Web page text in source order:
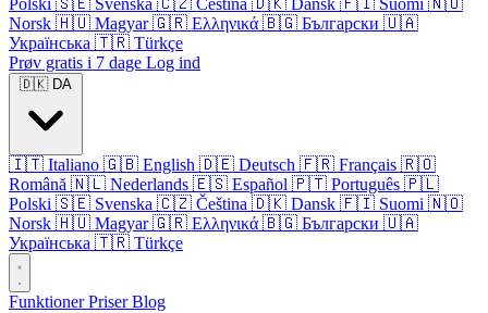
Polski 🇸🇪 Svenska 🇨🇿 Čeština 🇩🇰 Dansk 🇫🇮 Suomi 🇳🇴
Norsk 🇭🇺 Magyar 🇬🇷 Ελληνικά 🇧🇬 Български 🇺🇦
Українська 🇹🇷 Türkçe
Prøv gratis i 7 dage Log ind
🇩🇰 DA
🇮🇹 Italiano 🇬🇧 English 🇩🇪 Deutsch 🇫🇷 Français 🇷🇴
Română 🇳🇱 Nederlands 🇪🇸 Español 🇵🇹 Português 🇵🇱
Polski 🇸🇪 Svenska 🇨🇿 Čeština 🇩🇰 Dansk 🇫🇮 Suomi 🇳🇴
Norsk 🇭🇺 Magyar 🇬🇷 Ελληνικά 🇧🇬 Български 🇺🇦
Українська 🇹🇷 Türkçe
FunktionerPriserBlog